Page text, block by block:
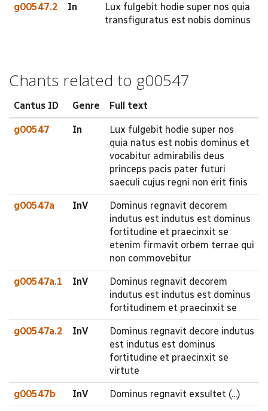
g00547.2 In
Lux fulgebit hodie super nos quia
transfiguratus est nobis dominus
Chants related to g00547
Cantus ID Genre Full text
g00547 In
Lux fulgebit hodie super nos
quia natus est nobis dominus et
vocabitur admirabilis deus
princeps pacis pater futuri
saeculi cujus regni non erit finis
g00547a InV
Dominus regnavit decorem
indutus est indutus est dominus
fortitudine et praecinxit se
etenim firmavit orbem terrae qui
non commovebitur
g00547a.1 InV
Dominus regnavit decorem
indutus est indutus est dominus
fortitudinem et praecinxit se
g00547a.2 InV
Dominus regnavit decore indutus
est indutus est dominus
fortitudine et praecinxit se
virtute
g00547b InV Dominus regnavit exsultet (...)